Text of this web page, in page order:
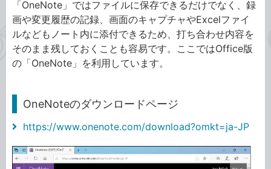
「OneNote」ではファイルに保存できるだけでなく、録
画や変更履歴の記録、画面のキャプチャやExcelファイ
ルなどもノート内に添付できるため、打ち合わせ内容を
そのまま残しておくことも容易です。ここではOffice版
の「OneNote」を利用しています。
OneNoteのダウンロードページ
https://www.onenote.com/download?omkt=ja-JP